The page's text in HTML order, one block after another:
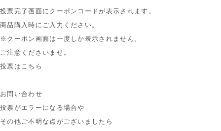
投票完了画面にクーポンコードが表示されます。
商品購入時にご入力ください。
※クーポン画面は一度しか表示されません。
ご注意くださいませ。
投票はこちら
お問い合わせ
投票がエラーになる場合や
その他ご不明な点がございましたら